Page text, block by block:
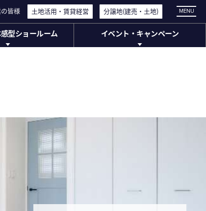
MENU
皆様 土地活用・ 賃貸経営 分譲地(建売・ 土地)
型ショールーム イベント・キャンペーン
皆様 土地活用・ 賃貸経営 分譲地(建売・ 土地)
型ショールーム
イベント・ キャンペーン